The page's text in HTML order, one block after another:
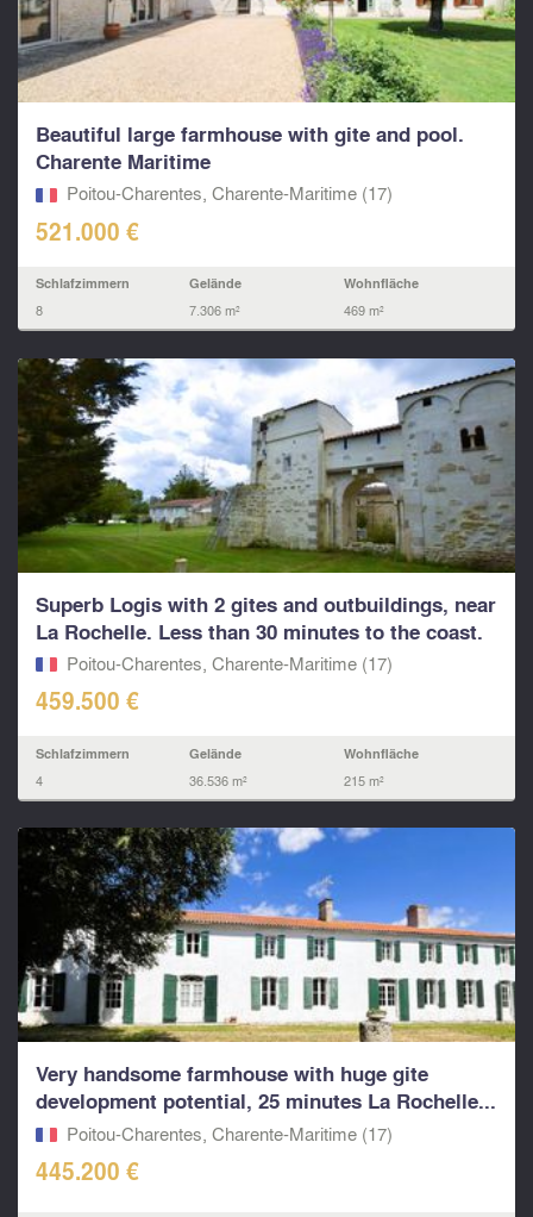
Beautiful large farmhouse with gite and pool.
Charente Maritime
Poitou-Charentes, Charente-Maritime (17)
521.000 €
Schlafzimmern
8
Gelände
7.306 m²
Wohnfläche
469 m²
Superb Logis with 2 gites and outbuildings, near
La Rochelle. Less than 30 minutes to the coast.
Poitou-Charentes, Charente-Maritime (17)
459.500 €
Schlafzimmern
4
Gelände
36.536 m²
Wohnfläche
215 m²
Very handsome farmhouse with huge gite
development potential, 25 minutes La Rochelle...
Poitou-Charentes, Charente-Maritime (17)
445.200 €